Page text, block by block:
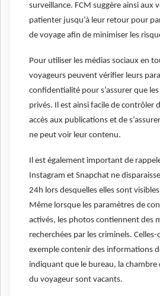
surveillance. FCM suggère ainsi aux
patienter jusqu’à leur retour pour
de voyage afin de minimiser les
Pour utiliser les médias sociaux en
voyageurs peuvent vérifier leurs
confidentialité pour s’assurer que
privés. Il est ainsi facile de contrôler
accès aux publications et de
ne peut voir leur contenu.
Il est également important de
Instagram et Snapchat ne
24h lors desquelles elles sont
Même lorsque les paramètres de
activés, les photos contiennent des
recherchées par les criminels.
exemple contenir des informations
indiquant que le bureau, la chambre
du voyageur sont vacants.